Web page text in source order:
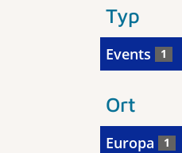
Typ
Events 1
Ort
Europa 1